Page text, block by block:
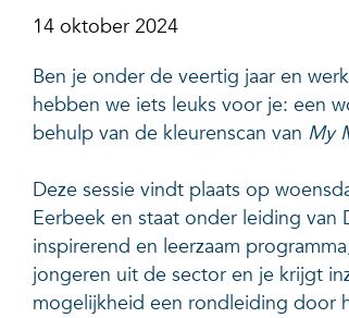
14 oktober 2024
Ben je onder de veertig jaar en
hebben we iets leuks voor je: een
behulp van de kleurenscan van My
Deze sessie vindt plaats op
Eerbeek en staat onder leiding
inspirerend en leerzaam
jongeren uit de sector en je krijgt
mogelijkheid een rondleiding door